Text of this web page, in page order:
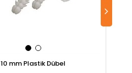
10 mm Plastik Dübel